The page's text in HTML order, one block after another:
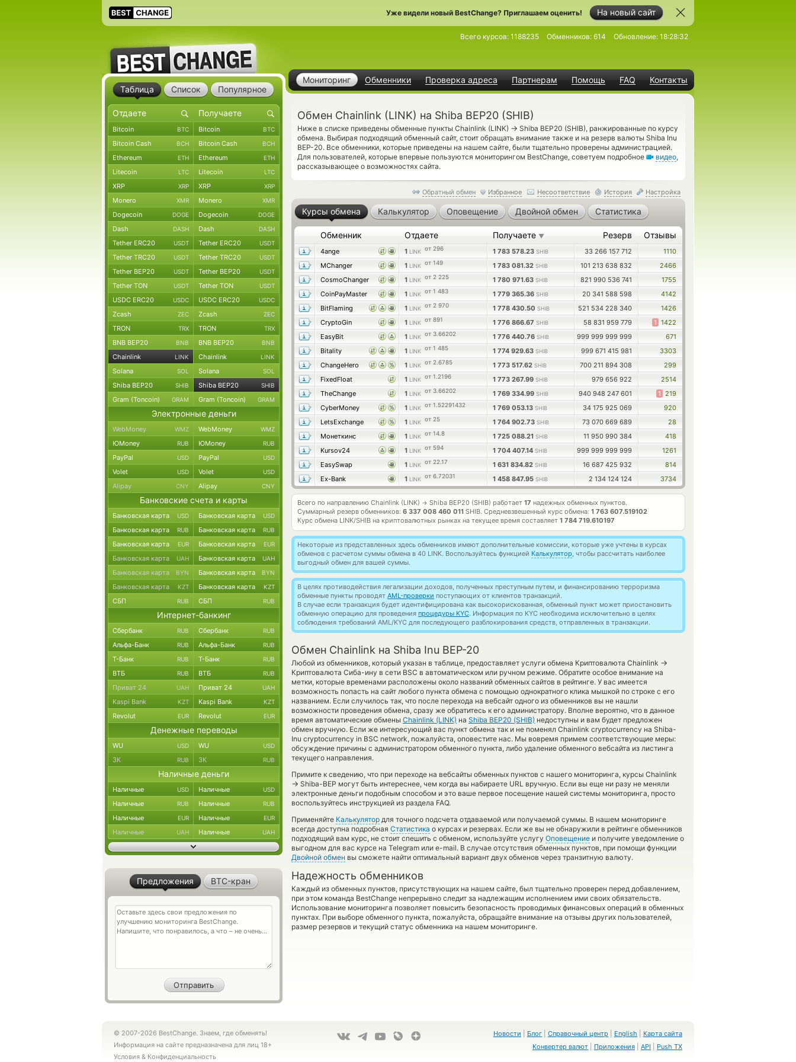
На новый сайт
Уже видели новый BestChange? Приглашаем оценить!
Мониторинг Обменники Проверка адреса Партнерам Помощь FAQ Контакты
Всего курсов: 1188235 Обменников: 614 Обновление: 18:28:32
Обмен Chainlink (LINK) на Shiba BEP20 (SHIB)
Ниже в списке приведены обменные пункты Chainlink (LINK) → Shiba BEP20 (SHIB), ранжированные по курсу
обмена. Выбирая подходящий обменный сайт, стоит обращать внимание также и на резерв валюты Shiba Inu
BEP-20. Все обменники, которые приведены на нашем сайте, были тщательно проверены администрацией.
Для пользователей, которые впервые пользуются мониторингом BestChange, советуем подробное
видео,
рассказывающее о возможностях сайта.
Обратный обмен Избранное Несоответствие История Настройка
Курсы обмена Калькулятор Оповещение Двойной обмен Статистика
Обменник Отдаете Получаете ▼ Резерв Отзывы
4ange 1 LINK от 296 1 783 578.23 SHIB 33 266 157 712
1110
MChanger
1 LINK от 149 1 783 081.32 SHIB 101 213 638 832
2466
CosmoChanger
1 LINK от 2 225 1 780 971.63 SHIB 821 990 536 741
1755
CoinPayMaster
1 LINK от 1 483 1 779 365.36 SHIB 20 341 588 598
4142
BitFlaming
1 LINK от 2 970 1 778 430.50 SHIB 521 534 228 340
1426
CryptoGin
1 LINK от 891 1 776 866.67 SHIB 58 831 959 779 1 1422
EasyBit
1 LINK от 3.66202 1 776 440.76 SHIB 999 999 999 999
671
Bitality
1 LINK от 1 485 1 774 929.63 SHIB 999 671 415 981
3303
ChangeHero
1 LINK от 2.6785 1 773 517.62 SHIB 700 211 894 308
299
FixedFloat
1 LINK от 1.2196 1 773 267.99 SHIB 979 656 922
2514
TheChange
1 LINK от 3.66202 1 769 334.99 SHIB 940 948 247 601 1 219
CyberMoney
1 LINK от 1.52291432 1 769 053.13 SHIB 34 175 925 069
920
LetsExchange
1 LINK от 25 1 764 902.73 SHIB 73 070 669 689
28
Монеткинс
1 LINK от 14.8 1 725 088.21 SHIB 11 950 990 384
418
Kursov24
1 LINK от 594 1 704 407.14 SHIB 999 999 999 999
1261
EasySwap
1 LINK от 22.17 1 631 834.82 SHIB 16 687 425 932
814
Ex-Bank
1 LINK от 6.72031 1 458 847.95 SHIB 2 134 124 124 3734
Всего по направлению Chainlink (LINK) → Shiba BEP20 (SHIB) работает 17 надежных обменных пунктов.
Суммарный резерв обменников: 6 337 008 460 011 SHIB. Средневзвешенный курс обмена: 1 763 607.519102
Курс обмена LINK/SHIB на криптовалютных рынках на текущее время составляет 1 784 719.610197
Некоторые из представленных здесь обменников имеют дополнительные комиссии, которые уже учтены в курсах
обменов с расчетом суммы обмена в 40 LINK. Воспользуйтесь функцией Калькулятор, чтобы рассчитать наиболее
выгодный обмен для вашей суммы.
В целях противодействия легализации доходов, полученных преступным путем, и финансированию терроризма
обменные пункты проводят AML-проверки поступающих от клиентов транзакций.
В случае если транзакция будет идентифицирована как высокорискованная, обменный пункт может приостановить
обменную операцию для проведения процедуры KYC. Информация по KYC необходима исключительно в целях
соблюдения требований AML/KYC для последующего разблокирования средств, отправленных в транзакции.
Обмен Chainlink на Shiba Inu BEP-20
Любой из обменников, который указан в таблице, предоставляет услуги обмена Криптовалюта Chainlink →
Криптовалюта Сиба-ину в сети BSC в автоматическом или ручном режиме. Обратите особое внимание на
метки, которые временами расположены около названий обменных сайтов в рейтинге. У вас имеется
возможность попасть на сайт любого пункта обмена с помощью однократного клика мышкой по строке с его
названием. Если случилось так, что после перехода на вебсайт одного из обменников вы не нашли
возможности проведения обмена, сразу же обратитесь к его администратору. Вполне вероятно, что в данное
время автоматические обмены Chainlink (LINK) на Shiba BEP20 (SHIB) недоступны и вам будет предложен
обмен вручную. Если же интересующий вас пункт обмена так и не поменял Chainlink cryptocurrency на Shiba-
Inu cryptocurrency in BSC network, пожалуйста, оповестите нас. Мы вовремя примем соответствующие меры:
обсуждение причины с администратором обменного пункта, либо удаление обменного вебсайта из листинга
текущего направления.
Примите к сведению, что при переходе на вебсайты обменных пунктов с нашего мониторинга, курсы Chainlink
→ Shiba-BEP могут быть интереснее, чем когда вы набираете URL вручную. Если вы еще ни разу не меняли
электронные деньги подобным способом и это ваше первое посещение нашей системы мониторинга, просто
воспользуйтесь инструкцией из раздела FAQ.
Применяйте Калькулятор для точного подсчета отдаваемой или получаемой суммы. В нашем мониторинге
всегда доступна подробная Статистика о курсах и резервах. Если же вы не обнаружили в рейтинге обменников
подходящий вам курс, не стоит спешить с обменом, используйте услугу Оповещение и получите уведомление о
выгодном для вас курсе на Telegram или e-mail. В случае отсутствия обменных пунктов, при помощи функции
Двойной обмен вы сможете найти оптимальный вариант двух обменов через транзитную валюту.
Надежность обменников
Каждый из обменных пунктов, присутствующих на нашем сайте, был тщательно проверен перед добавлением,
при этом команда BestChange непрерывно следит за надлежащим исполнением ими своих обязательств.
Использование мониторинга позволяет повысить безопасность проводимых финансовых операций в обменных
пунктах. При выборе обменного пункта, пожалуйста, обращайте внимание на отзывы других пользователей,
размер резервов и текущий статус обменника на нашем мониторинге.
Таблица Список Популярное
Bitcoin BTC Bitcoin BTC
Bitcoin Cash BCH Bitcoin Cash BCH
Ethereum ETH Ethereum ETH
Litecoin LTC Litecoin LTC
XRP XRP XRP XRP
Monero XMR Monero XMR
Dogecoin DOGE Dogecoin DOGE
Dash DASH Dash DASH
Tether ERC20 USDT Tether ERC20 USDT
Tether TRC20 USDT Tether TRC20 USDT
Tether BEP20 USDT Tether BEP20 USDT
Tether TON USDT Tether TON USDT
USDC ERC20 USDC USDC ERC20 USDC
Zcash ZEC Zcash ZEC
TRON TRX TRON TRX
BNB BEP20 BNB BNB BEP20 BNB
Chainlink LINK Chainlink LINK
Solana SOL Solana SOL
Shiba BEP20 SHIB Shiba BEP20 SHIB
Gram (Toncoin) GRAM Gram (Toncoin) GRAM
Электронные деньги
WebMoney WMZ WebMoney WMZ
ЮMoney RUB ЮMoney RUB
PayPal USD PayPal USD
Volet USD Volet USD
Alipay CNY Alipay CNY
Банковские счета и карты
Банковская карта USD Банковская карта USD
Банковская карта RUB Банковская карта RUB
Банковская карта EUR Банковская карта EUR
Банковская карта UAH Банковская карта UAH
Банковская карта BYN Банковская карта BYN
Банковская карта KZT Банковская карта KZT
СБП RUB СБП RUB
Интернет-банкинг
Сбербанк RUB Сбербанк RUB
Альфа-Банк RUB Альфа-Банк RUB
Т-Банк RUB Т-Банк RUB
ВТБ RUB ВТБ RUB
Приват 24 UAH Приват 24 UAH
Kaspi Bank KZT Kaspi Bank KZT
Revolut EUR Revolut EUR
Денежные переводы
WU USD WU USD
ЗК RUB ЗК RUB
Наличные деньги
Наличные USD Наличные USD
Наличные RUB Наличные RUB
Наличные EUR Наличные EUR
Наличные UAH Наличные UAH
Предложения BTC-кран
© 2007-2026 BestChange. Знаем, где обменять!
Информация на сайте предназначена для лиц 18+
Условия & Конфиденциальность
Новости Блог Справочный центр English
Карта сайта
Конвертер валют
Приложения API Push TX